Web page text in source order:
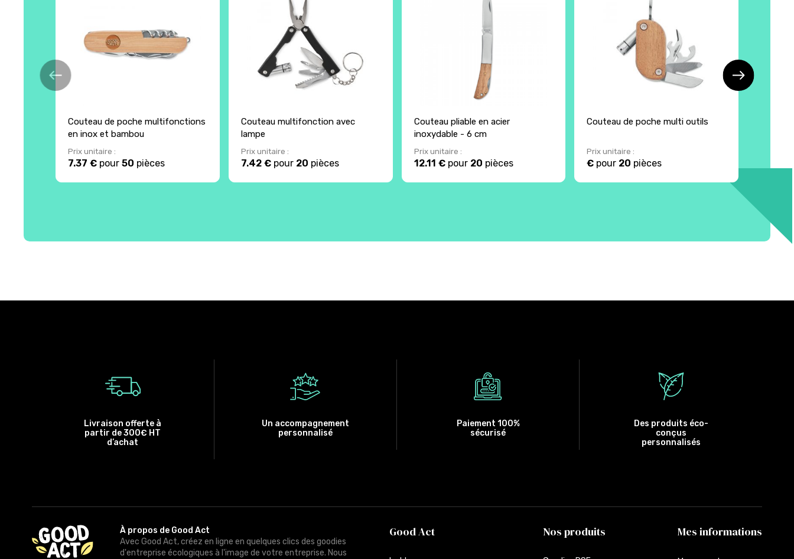
Couteau de poche multifonctions
en inox et bambou
Prix unitaire :
7.37 € pour50 pièces
Couteau multifonction avec
lampe
Prix unitaire :
7.42 €pour 20 pièces
Couteau pliable en acier
inoxydable - 6 cm
Prix unitaire :
12.11 €pour 20 pièces
Couteau de poche multi outils
Prix unitaire :
€ pour 20 pièces
Livraison offerte à
partir de 300€ HT
d’achat
Un accompagnement
personnalisé
Paiement 100%
sécurisé
Des produits éco-
conçus
personnalisés
À propos de Good Act
Avec Good Act, créez en ligne en quelques clics des goodies
d'entreprise écologiques à l'image de votre entreprise. Nous
Good Act Nos produits Mes informations